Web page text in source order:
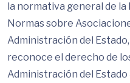
la normativa general de la
Normas sobre
Administración del
reconoce el derecho de
Administración del